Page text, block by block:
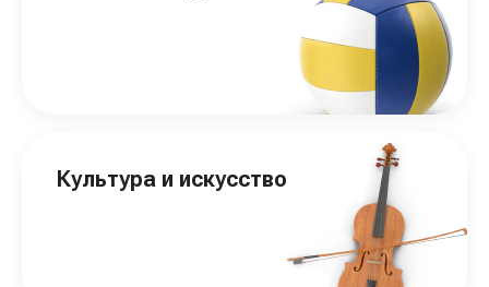
Культура и искусство